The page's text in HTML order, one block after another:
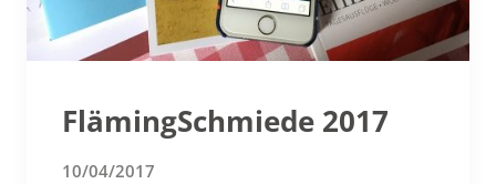
FlämingSchmiede 2017
10/04/2017